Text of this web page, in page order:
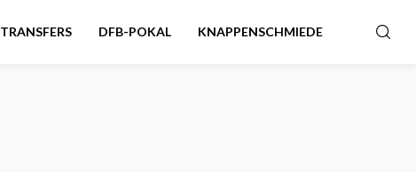
TRANSFERS DFB-POKAL KNAPPENSCHMIEDE